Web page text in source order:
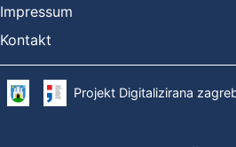
Impressum
Kontakt
Projekt Digitalizirana